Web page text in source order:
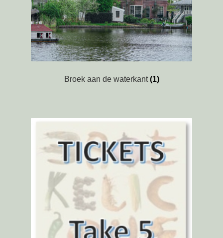
Mijn account
Programma
Sponsors
Tickets – oud
Tickets Temp
Broek aan de waterkant(1)